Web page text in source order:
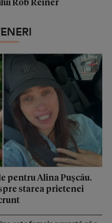
pentru Alina Pușcău.
starea prietenei